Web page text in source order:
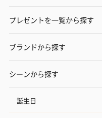
プレゼントを一覧から探す
ブランドから探す
シーンから探す
誕生日